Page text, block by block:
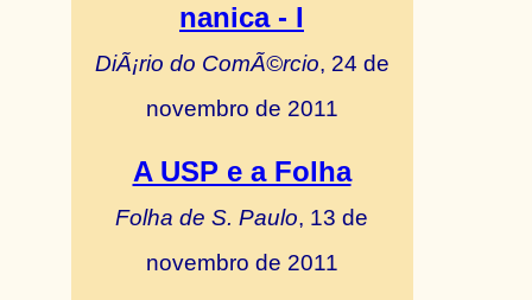
nanica - I
DiÃ¡rio do ComÃ©rcio, 24 de
novembro de 2011
A USP e a Folha
Folha de S. Paulo, 13 de
novembro de 2011